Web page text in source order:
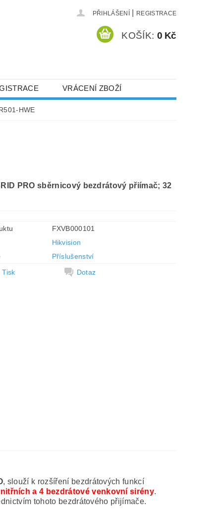
PŘIHLÁŠENÍ REGISTRACE
KOŠÍK: 0 Kč
VRÁCENÍ ZBOŽÍ
HWE
PRO sběrnicový bezdrátový přiímač; 32
FXVB000101
Hikvision
Příslušenství
Tisk
Dotaz
, slouží k rozšíření bezdrátových funkcí
a 4 bezdrátové venkovní sirény.
tohoto bezdrátového přijímače.